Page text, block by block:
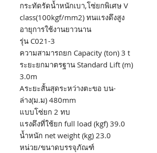
กระทัดรัดน้ำหนักเบา,โซ่ยกพิเศษ V
class(100kgf/mm2) ทนแรงดึงสูง
อายุการใช้งานยาวนาน
รุ่น C021-3
ความสามารถยก Capacity (ton) 3 t
ระยะยกมาตรฐาน Standard Lift (m)
3.0m
Aระยะสั้นสุดระหว่างตะขอ บน-
ล่าง(ม.ม) 480mm
แบบโซ่ยก 2 ทบ
แรงดึงที่ใช้ยก full load (kgf) 39.0
น้ำหนัก net weight (kg) 23.0
หน่วย/ขนาดบรรจุภัณฑ์